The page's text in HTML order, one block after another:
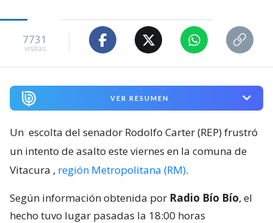
7731
visitas
VER RESUMEN
Un escolta del senador Rodolfo Carter (REP) frustró
un intento de asalto este viernes en la comuna de
Vitacura , región Metropolitana (RM).
Según información obtenida por Radio Bío Bío, el
hecho tuvo lugar pasadas la 18:00 horas